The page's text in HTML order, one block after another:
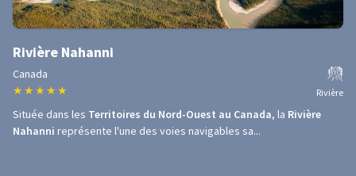
Rivière Nahanni
Canada
★ ★ ★ ★ ★ Rivière
Située dans les Territoires du Nord-Ouest au Canada, la Rivière
Nahanni représente l'une des voies navigables sa...